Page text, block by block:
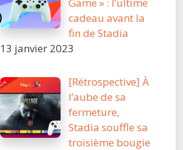
cadeau avant la
fin de Stadia
13 janvier 2023
[Rétrospective] À
l’aube de sa
fermeture,
Stadia souffle sa
troisième bougie